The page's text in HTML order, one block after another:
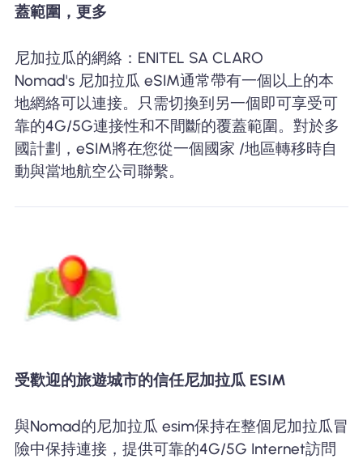
蓋範圍，更多
尼加拉瓜的網絡：ENITEL SA CLARO
Nomad's 尼加拉瓜 eSIM通常帶有一個以上的本
地網絡可以連接。只需切換到另一個即可享受可
靠的4G/5G連接性和不間斷的覆蓋範圍。對於多
國計劃，eSIM將在您從一個國家 /地區轉移時自
動與當地航空公司聯繫。
受歡迎的旅遊城市的信任尼加拉瓜 ESIM
與Nomad的尼加拉瓜 esim保持在整個尼加拉瓜冒
險中保持連接，提供可靠的4G/5G Internet訪問